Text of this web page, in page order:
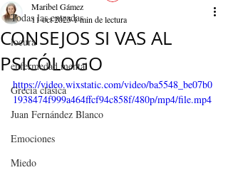
Todas las entradas
locura
enfermedad mental
Grecia clásica
Juan Fernández Blanco
Emociones
Miedo
CONSEJOS SI VAS AL
PSICÓLOGO
Maribel Gámez
11 oct 20251 min de lectura
https://video.wixstatic.com/video/ba5548_be07b0
1938474f999a464ffcf94c858f/480p/mp4/file.mp4